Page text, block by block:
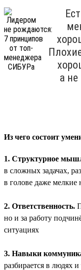
а
Из чего состоит
1. Структурное
в сложных задачах,
в голове даже мелкие
2. Ответственность.
но и за работу
ситуациях
3. Навыки
разбирается в людях